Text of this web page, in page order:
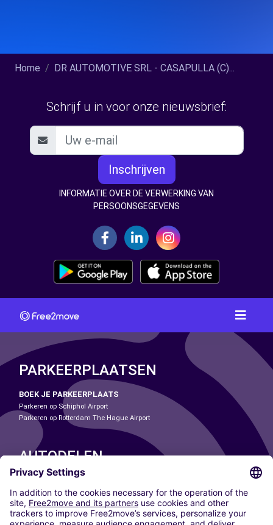
Home DR AUTOMOTIVE SRL - CASAPULLA (C)...
Schrijf u in voor onze nieuwsbrief:
Inschrijven
INFORMATIE OVER DE VERWERKING VAN
PERSOONSGEGEVENS
PARKEERPLAATSEN
BOEK JE PARKEERPLAATS
Parkeren op Schiphol Airport
Parkeren op Rotterdam The Hague Airport
AUTODELEN
ONZE STEDEN
Paris
Madrid
Washington DC